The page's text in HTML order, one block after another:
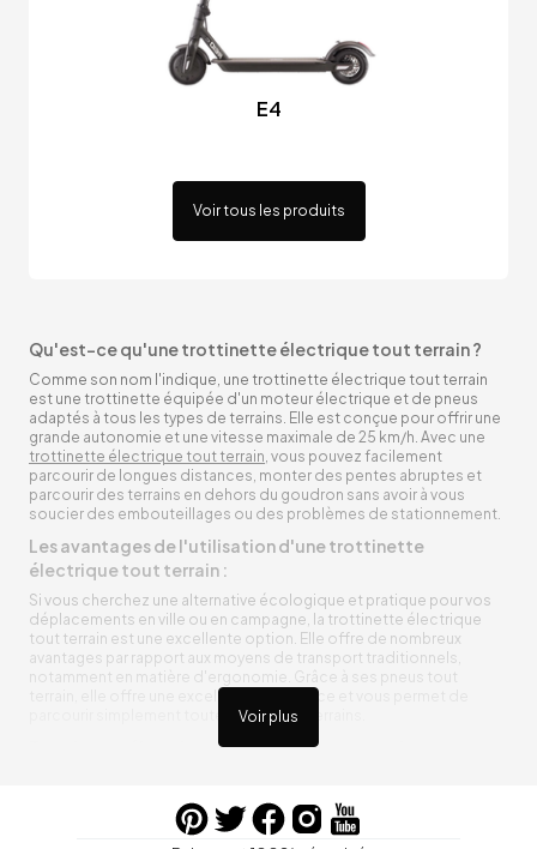
E4
Voir tous les produits
Voir plus
Qu'est-ce qu'une trottinette électrique tout terrain ?
Comme son nom l'indique, une trottinette électrique tout terrain
est une trottinette équipée d'un moteur électrique et de pneus
adaptés à tous les types de terrains. Elle est conçue pour offrir une
grande autonomie et une vitesse maximale de 25 km/h. Avec une
trottinette électrique tout terrain, vous pouvez facilement
parcourir de longues distances, monter des pentes abruptes et
parcourir des terrains en dehors du goudron sans avoir à vous
soucier des embouteillages ou des problèmes de stationnement.
Les avantages de l'utilisation d'une trottinette
électrique tout terrain :
Si vous cherchez une alternative écologique et pratique pour vos
déplacements en ville ou en campagne, la trottinette électrique
tout terrain est une excellente option. Elle offre de nombreux
avantages par rapport aux moyens de transport traditionnels,
notamment en matière d'ergonomie. Grâce à ses pneus tout
terrain, elle offre une excellente adhérence et vous permet de
parcourir simplement toutes sortes de terrains.
Trottinette électrique tout terrain ergonomique
entre vos trajets, vous n’aurez pas à vous soucier de l’état de sa
batterie. De plus, elle est équipée de pneus résistants qui peuvent